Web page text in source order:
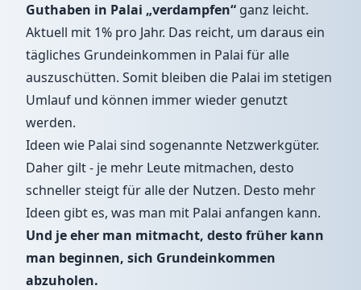
Guthaben in Palai „verdampfen“ ganz leicht.
Aktuell mit 1% pro Jahr. Das reicht, um daraus ein
tägliches Grundeinkommen in Palai für alle
auszuschütten. Somit bleiben die Palai im stetigen
Umlauf und können immer wieder genutzt
werden.
Ideen wie Palai sind sogenannte Netzwerkgüter.
Daher gilt - je mehr Leute mitmachen, desto
schneller steigt für alle der Nutzen. Desto mehr
Ideen gibt es, was man mit Palai anfangen kann.
Und je eher man mitmacht, desto früher kann
man beginnen, sich Grundeinkommen
abzuholen.